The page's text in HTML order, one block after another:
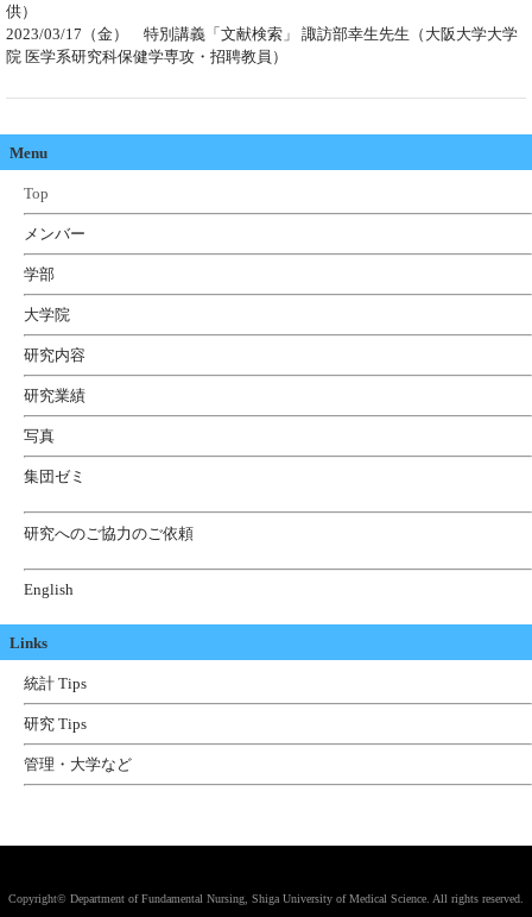
供）
2023/03/17（金） 特別講義「文献検索」 諏訪部幸生先生（大阪大学大学
院 医学系研究科保健学専攻・招聘教員）
Menu
Top
メンバー
学部
大学院
研究内容
研究業績
写真
集団ゼミ
研究へのご協力のご依頼
English
Links
統計 Tips
研究 Tips
管理・大学など
Copyright© Department of Fundamental Nursing, Shiga University of Medical Science. All rights reserved.